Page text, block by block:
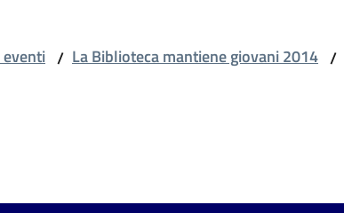
/ La Biblioteca mantiene giovani 2014 /